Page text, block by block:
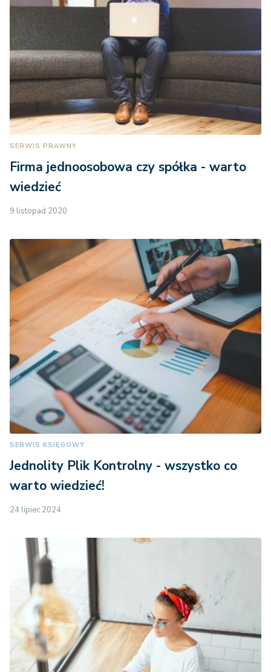
SERWIS PRAWNY
Firma jednoosobowa czy spółka - warto
wiedzieć
9 listopad 2020
SERWIS KSIĘGOWY
Jednolity Plik Kontrolny - wszystko co
warto wiedzieć!
24 lipiec 2024